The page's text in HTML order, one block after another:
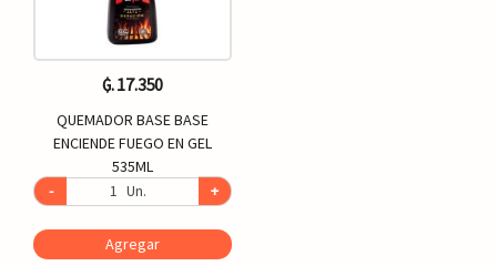
₲. 17.350
QUEMADOR BASE BASE
ENCIENDE FUEGO EN GEL
535ML
-
Un. +
Agregar